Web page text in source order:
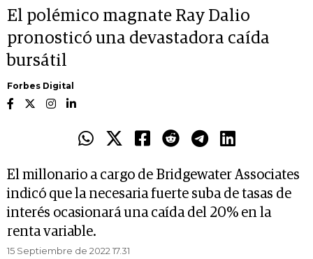
El polémico magnate Ray Dalio
pronosticó una devastadora caída
bursátil
Forbes Digital
El millonario a cargo de Bridgewater Associates
indicó que la necesaria fuerte suba de tasas de
interés ocasionará una caída del 20% en la
renta variable.
15 Septiembre de 2022 17.31